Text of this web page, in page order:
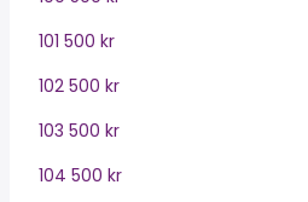
101 500 kr
102 500 kr
103 500 kr
104 500 kr